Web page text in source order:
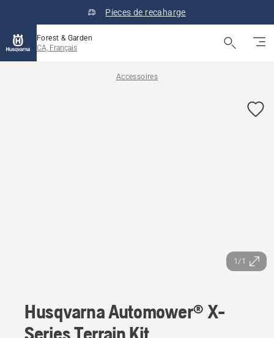
Pieces de recaharge
Forest & Garden
CA, Français
Accessoires
1/1
Husqvarna Automower® X-
Series Terrain Kit